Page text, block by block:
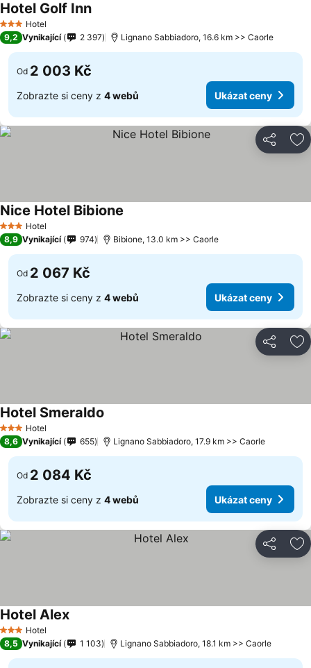
3 Počet hvězdiček
Hotel
Hotel Golf Inn
9,2 Vynikající 2 397 Lignano Sabbiadoro, 16.6 km >> Caorle
Od 2 003 Kč
Zobrazte si ceny z 4 webů Ukázat ceny
Sdílet
3 Počet hvězdiček
Hotel
Nice Hotel Bibione
8,9 Vynikající 974 Bibione, 13.0 km >> Caorle
Od 2 067 Kč
Zobrazte si ceny z 4 webů Ukázat ceny
Sdílet
3 Počet hvězdiček
Hotel
Hotel Smeraldo
8,6 Vynikající 655 Lignano Sabbiadoro, 17.9 km >> Caorle
Od 2 084 Kč
Zobrazte si ceny z 4 webů Ukázat ceny
Sdílet
3 Počet hvězdiček
Hotel
Hotel Alex
8,5 Vynikající 1 103 Lignano Sabbiadoro, 18.1 km >> Caorle